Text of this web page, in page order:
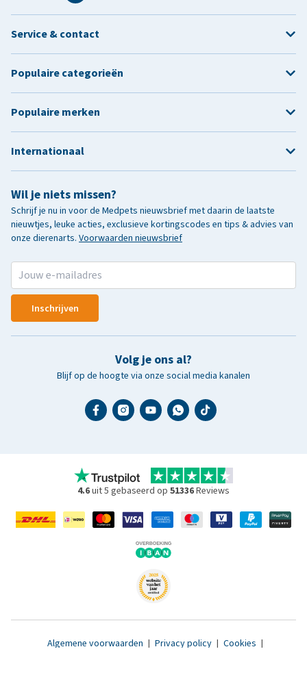
Wil je niets missen?
Schrijf je nu in voor de Medpets nieuwsbrief met daarin de laatste
nieuwtjes, leuke acties, exclusieve kortingscodes en tips & advies van
onze dierenarts. Voorwaarden nieuwsbrief
Inschrijven
Volg je ons al?
Blijf op de hoogte via onze social media kanalen
Service & contact
Populaire categorieën
Populaire merken
Internationaal
4.6uit 5 gebaseerd op 51336Reviews
Algemene voorwaarden | Privacy policy | Cookies |